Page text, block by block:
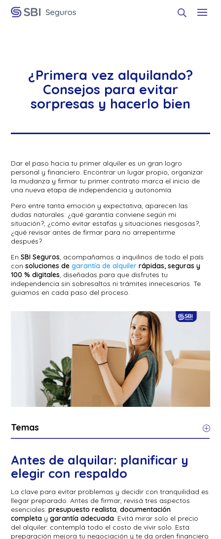
¿Primera vez alquilando?
Consejos para evitar
sorpresas y hacerlo bien
Dar el paso hacia tu primer alquiler es un gran logro
personal y financiero. Encontrar un lugar propio, organizar
la mudanza y firmar tu primer contrato marca el inicio de
una nueva etapa de independencia y autonomía.
Pero entre tanta emoción y expectativa, aparecen las
dudas naturales: ¿qué garantía conviene según mi
situación?, ¿cómo evitar estafas y situaciones riesgosas?,
¿qué revisar antes de firmar para no arrepentirme
después?
EnSBI Seguros, acompañamos a inquilinos de todo el país
consoluciones degarantía de alquiler rápidas, seguras y
100 % digitales, diseñadas para que disfrutes tu
independencia sin sobresaltos ni trámites innecesarios. Te
guiamos en cada paso del proceso.
Temas
Antes de alquilar: planificar y
elegir con respaldo
La clave para evitar problemas y decidir con tranquilidad es
llegar preparado. Antes de firmar, revisá tres aspectos
esenciales:presupuesto realista ,documentación
completa ygarantía adecuada . Evitá mirar solo el precio
del alquiler: contemplá todo el costo de vivir solo. Esta
preparación mejora tu negociación y te da orden financiero